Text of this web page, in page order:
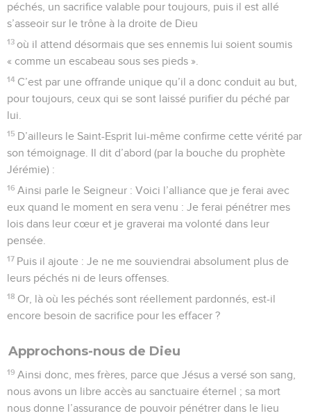
péchés, un sacrifice valable pour toujours, puis il est allé
s’asseoir sur le trône à la droite de Dieu
13 où il attend désormais que ses ennemis lui soient soumis
« comme un escabeau sous ses pieds ».
14 C’est par une offrande unique qu’il a donc conduit au but,
pour toujours, ceux qui se sont laissé purifier du péché par
lui.
15 D’ailleurs le Saint-Esprit lui-même confirme cette vérité par
son témoignage. Il dit d’abord (par la bouche du prophète
Jérémie) :
16 Ainsi parle le Seigneur : Voici l’alliance que je ferai avec
eux quand le moment en sera venu : Je ferai pénétrer mes
lois dans leur cœur et je graverai ma volonté dans leur
pensée.
17 Puis il ajoute : Je ne me souviendrai absolument plus de
leurs péchés ni de leurs offenses.
18 Or, là où les péchés sont réellement pardonnés, est-il
encore besoin de sacrifice pour les effacer ?
Approchons-nous de Dieu
19 Ainsi donc, mes frères, parce que Jésus a versé son sang,
nous avons un libre accès au sanctuaire éternel ; sa mort
nous donne l’assurance de pouvoir pénétrer dans le lieu